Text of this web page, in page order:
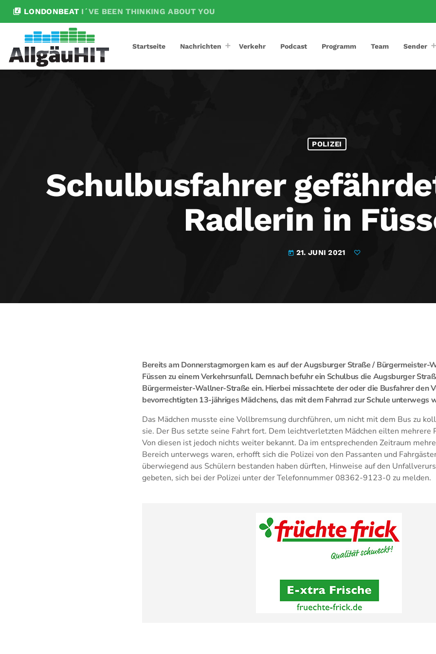
library_music LONDONBEAT I´VE BEEN THINKING ABOUT YOU
Startseite Nachrichten Verkehr Podcast Programm Team Sender
POLIZEI
Schulbusfahrer
Radlerin in
today 21. JUNI 2021
Bereits am Donnerstagmorgen kam es auf der Augsburger Straße / Bürgermeister-
Füssen zu einem Verkehrsunfall. Demnach befuhr ein Schulbus die Augsburger
Bürgermeister-Wallner-Straße ein. Hierbei missachtete der oder die Busfahrer den
bevorrechtigten 13-jähriges Mädchens, das mit dem Fahrrad zur Schule unterwegs
Das Mädchen musste eine Vollbremsung durchführen, um nicht mit dem Bus zu
sie. Der Bus setzte seine Fahrt fort. Dem leichtverletzten Mädchen eilten mehrere
Von diesen ist jedoch nichts weiter bekannt. Da im entsprechenden Zeitraum
Bereich unterwegs waren, erhofft sich die Polizei von den Passanten und
überwiegend aus Schülern bestanden haben dürften, Hinweise auf den
gebeten, sich bei der Polizei unter der Telefonnummer 08362-9123-0 zu melden.